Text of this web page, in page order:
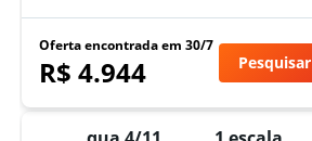
Oferta encontrada em 30/7
R$ 4.944 Pesquisar